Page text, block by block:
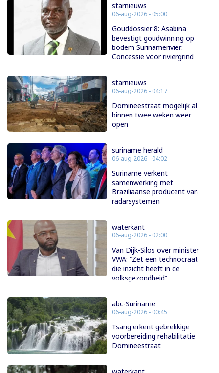
starnieuws
06-aug-2026 - 05:00
Gouddossier 8: Asabina
bevestigt goudwinning op
bodem Surinamerivier:
Concessie voor riviergrind
starnieuws
06-aug-2026 - 04:17
Domineestraat mogelijk al
binnen twee weken weer
open
suriname herald
06-aug-2026 - 04:02
Suriname verkent
samenwerking met
Braziliaanse producent van
radarsystemen
waterkant
06-aug-2026 - 02:00
Van Dijk-Silos over minister
VWA: “Zet een technocraat
die inzicht heeft in de
volksgezondheid”
abc-Suriname
06-aug-2026 - 00:45
Tsang erkent gebrekkige
voorbereiding rehabilitatie
Domineestraat